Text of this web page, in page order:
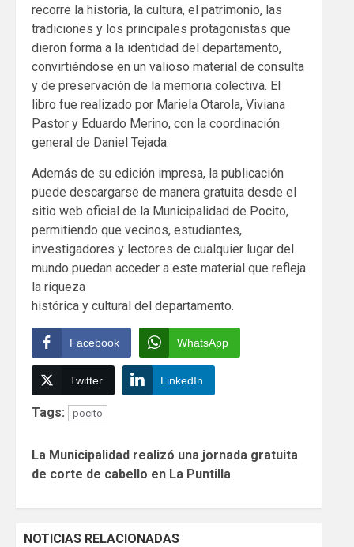
recorre la historia, la cultura, el patrimonio, las
tradiciones y los principales protagonistas que
dieron forma a la identidad del departamento,
convirtiéndose en un valioso material de consulta
y de preservación de la memoria colectiva. El
libro fue realizado por Mariela Otarola, Viviana
Pastor y Eduardo Merino, con la coordinación
general de Daniel Tejada.
Además de su edición impresa, la publicación
puede descargarse de manera gratuita desde el
sitio web oficial de la Municipalidad de Pocito,
permitiendo que vecinos, estudiantes,
investigadores y lectores de cualquier lugar del
mundo puedan acceder a este material que refleja
la riqueza
histórica y cultural del departamento.
Facebook WhatsApp
Twitter LinkedIn
Tags: pocito
Reading
La Municipalidad realizó una jornada gratuita
de corte de cabello en La Puntilla
NOTICIAS RELACIONADAS